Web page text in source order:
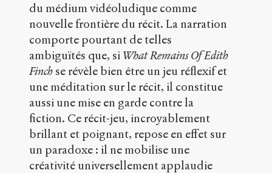
Gheeraert,
Tony.
What
Remains
Edith
Finch,
Les
signes
inachevés.
2024.
Sens
public.
du médium vidéoludique comme
nouvelle frontière du récit. La narration
comporte pourtant de telles
ambiguïtés que, si What Remains Of Edith
Finch se révèle bien être un jeu réflexif et
une méditation sur le récit, il constitue
aussi une mise en garde contre la
fiction. Ce récit-jeu, incroyablement
brillant et poignant, repose en effet sur
un paradoxe : il ne mobilise une
créativité universellement applaudie